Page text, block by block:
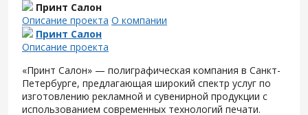
Принт Салон
Описание проекта О компании
Принт Салон
Описание проекта
«Принт Салон» — полиграфическая компания в Санкт-
Петербурге, предлагающая широкий спектр услуг по
изготовлению рекламной и сувенирной продукции с
использованием современных технологий печати.